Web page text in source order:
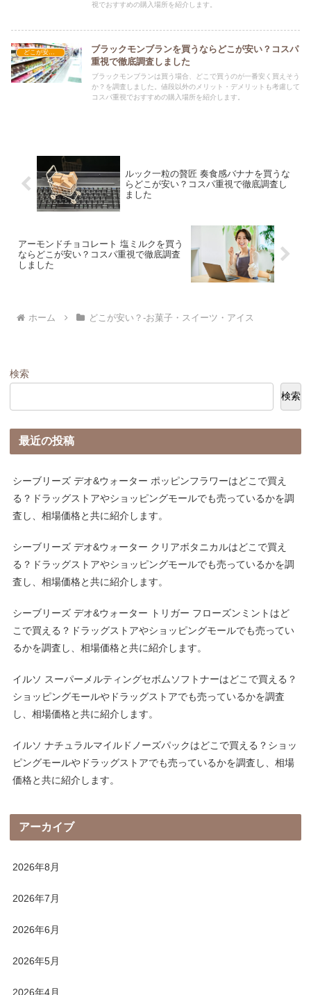
視でおすすめの購入場所を紹介します。
どこが安い？-お菓子・スイーツ・アイス
ブラックモンブランを買うならどこが安い？コスパ
重視で徹底調査しました
ブラックモンブランは買う場合、どこで買うのが一番安く買えそう
か？を調査しました。値段以外のメリット・デメリットも考慮して
コスパ重視でおすすめの購入場所を紹介します。
ルック一粒の贅匠 奏食感バナナを買うな
らどこが安い？コスパ重視で徹底調査し
ました
アーモンドチョコレート 塩ミルクを買う
ならどこが安い？コスパ重視で徹底調査
しました
ホーム どこが安い？-お菓子・スイーツ・アイス
検索
検索
最近の投稿
シーブリーズ デオ&ウォーター ポッピンフラワーはどこで買え
る？ドラッグストアやショッピングモールでも売っているかを調
査し、相場価格と共に紹介します。
シーブリーズ デオ&ウォーター クリアボタニカルはどこで買え
る？ドラッグストアやショッピングモールでも売っているかを調
査し、相場価格と共に紹介します。
シーブリーズ デオ&ウォーター トリガー フローズンミントはど
こで買える？ドラッグストアやショッピングモールでも売ってい
るかを調査し、相場価格と共に紹介します。
イルソ スーパーメルティングセボムソフトナーはどこで買える？
ショッピングモールやドラッグストアでも売っているかを調査
し、相場価格と共に紹介します。
イルソ ナチュラルマイルドノーズパックはどこで買える？ショッ
ピングモールやドラッグストアでも売っているかを調査し、相場
価格と共に紹介します。
アーカイブ
2026年8月
2026年7月
2026年6月
2026年5月
2026年4月